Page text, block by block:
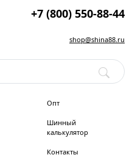
+7 (800) 550-88-44
shop@shina88.ru
Опт
Шинный
калькулятор
Контакты